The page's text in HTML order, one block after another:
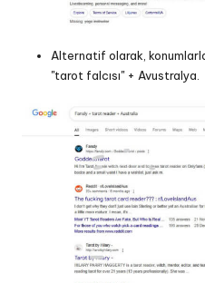
Alternatif olarak,
"tarot falcısı" + Avustralya.